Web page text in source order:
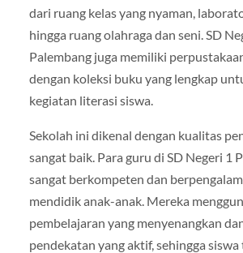
dari ruang kelas yang nyaman,
hingga ruang olahraga dan seni. SD
Palembang juga memiliki
dengan koleksi buku yang lengkap
kegiatan literasi siswa.
Sekolah ini dikenal dengan kualitas
sangat baik. Para guru di SD Negeri 1
sangat berkompeten dan
mendidik anak-anak. Mereka
pembelajaran yang menyenangkan
pendekatan yang aktif, sehingga